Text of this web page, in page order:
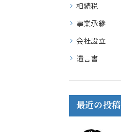
相続税
事業承継
会社設立
遺言書
最近の投稿